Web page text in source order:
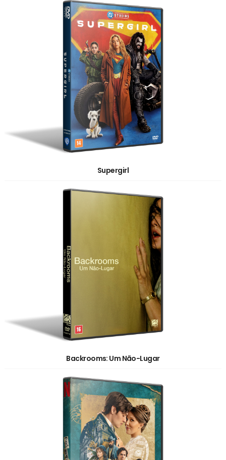
Supergirl
Backrooms: Um Não-Lugar